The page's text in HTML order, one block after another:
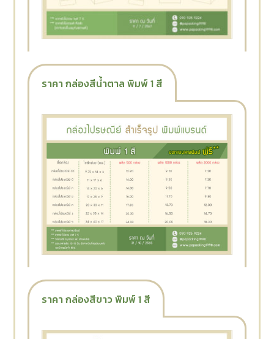
ราคา กล่องสีน้ำตาล พิมพ์ 1 สี
ราคา กล่องสีขาว พิมพ์ 1 สี